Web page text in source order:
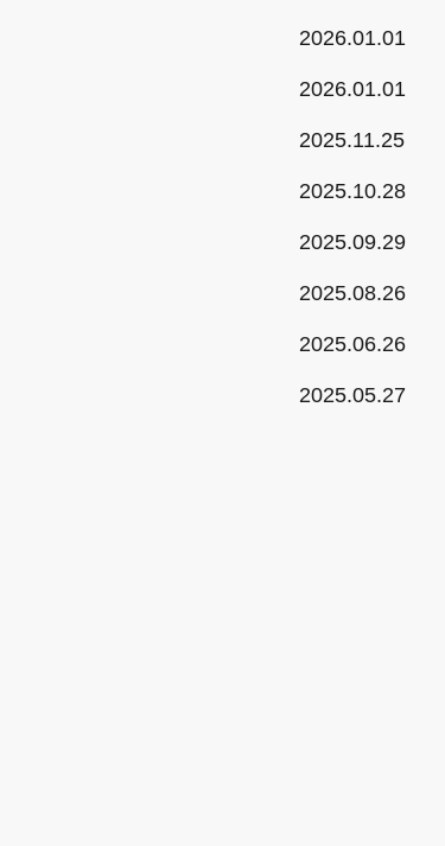
2026.01.01
2026.01.01
2025.11.25
2025.10.28
2025.09.29
2025.08.26
2025.06.26
2025.05.27